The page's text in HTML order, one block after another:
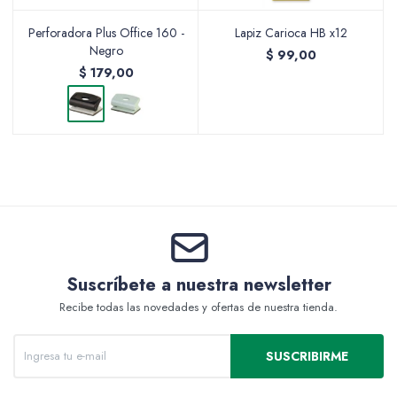
Perforadora Plus Office 160 -
Negro
$ 179,00
Lapiz Carioca HB x12
$ 99,00
Suscríbete a nuestra newsletter
Recibe todas las novedades y ofertas de nuestra tienda.
SUSCRIBIRME
Packing y Regalaría
Cotillón y Sorpresitas